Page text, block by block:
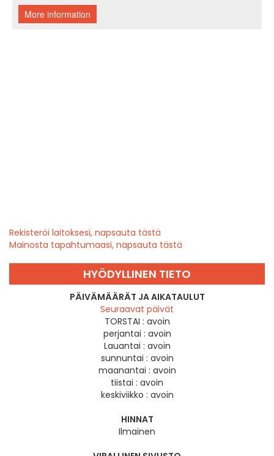
Rekisteröi laitoksesi, napsauta tästä
Mainosta tapahtumaasi, napsauta tästä
HYÖDYLLINEN TIETO
PÄIVÄMÄÄRÄT JA AIKATAULUT
Seuraavat päivät
TORSTAI : avoin
perjantai : avoin
Lauantai : avoin
sunnuntai : avoin
maanantai : avoin
tiistai : avoin
keskiviikko : avoin
HINNAT
Ilmainen